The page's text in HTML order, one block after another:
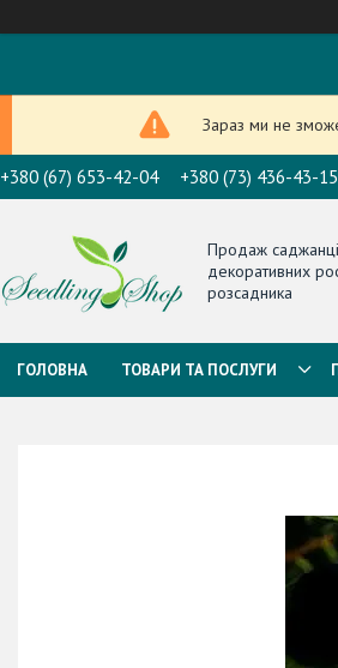
Зараз ми не
+380 (67) 653-42-04 +380 (73) 436-43-15
Продаж
декоративних
розсадника
ГОЛОВНА ТОВАРИ ТА ПОСЛУГИ